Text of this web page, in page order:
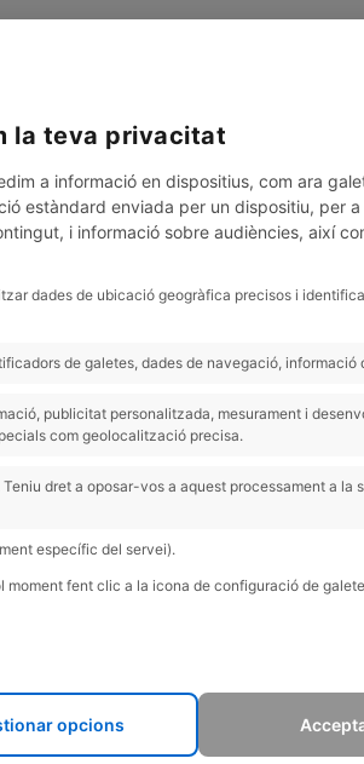
ANNA FERRER
la teva privacitat
a informació en dispositius, com ara
estàndard enviada per un dispositiu, per
i informació sobre audiències, així
dades de ubicació geogràfica precisos i
de galetes, dades de navegació, informació
publicitat personalitzada, mesurament i
com geolocalització precisa.
dret a oposar-vos a aquest processament a la
específic del servei).
fent clic a la icona de configuració de
opcions